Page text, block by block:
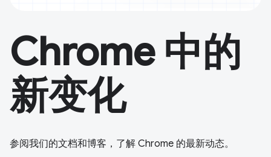
Chrome 中的
新变化
参阅我们的文档和博客，了解 Chrome 的最新动态。